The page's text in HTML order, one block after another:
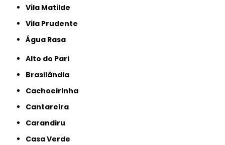
Vila Matilde
Vila Prudente
Água Rasa
Alto do Pari
Brasilândia
Cachoeirinha
Cantareira
Carandiru
Casa Verde